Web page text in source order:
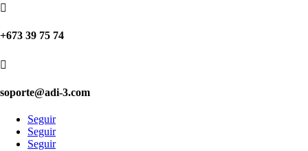

+673 39 75 74

soporte@adi-3.com
Seguir
Seguir
Seguir